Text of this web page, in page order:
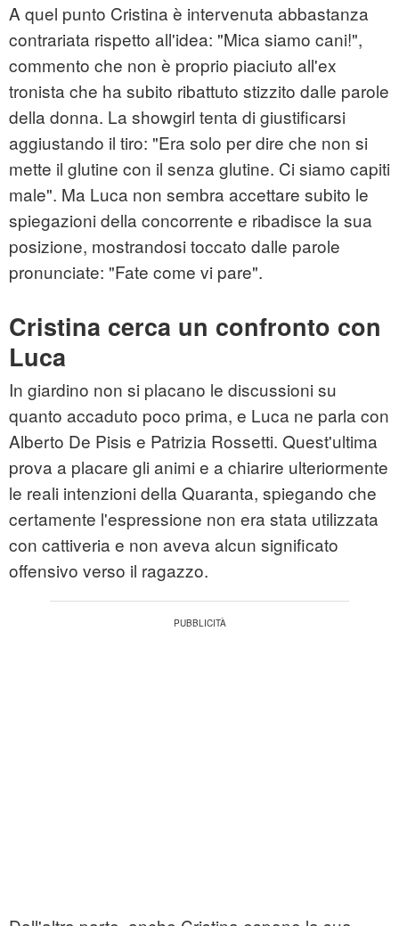
A quel punto Cristina è intervenuta abbastanza
contrariata rispetto all'idea: "Mica siamo cani!",
commento che non è proprio piaciuto all'ex
tronista che ha subito ribattuto stizzito dalle parole
della donna. La showgirl tenta di giustificarsi
aggiustando il tiro: "Era solo per dire che non si
mette il glutine con il senza glutine. Ci siamo capiti
male". Ma Luca non sembra accettare subito le
spiegazioni della concorrente e ribadisce la sua
posizione, mostrandosi toccato dalle parole
pronunciate: "Fate come vi pare".
Cristina cerca un confronto con
Luca
In giardino non si placano le discussioni su
quanto accaduto poco prima, e Luca ne parla con
Alberto De Pisis e Patrizia Rossetti. Quest'ultima
prova a placare gli animi e a chiarire ulteriormente
le reali intenzioni della Quaranta, spiegando che
certamente l'espressione non era stata utilizzata
con cattiveria e non aveva alcun significato
offensivo verso il ragazzo.